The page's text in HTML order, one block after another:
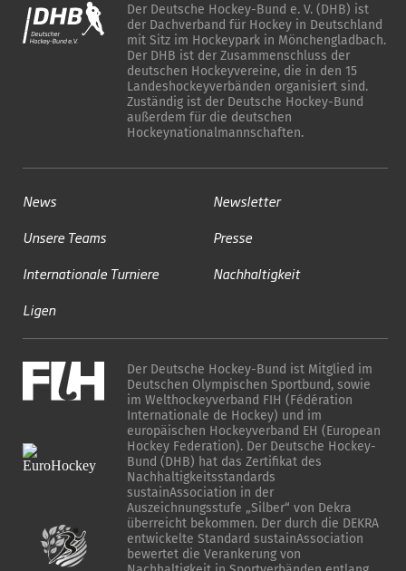
Der Deutsche Hockey-Bund e. V. (DHB) ist
der Dachverband für Hockey in Deutschland
mit Sitz im Hockeypark in Mönchengladbach.
Der DHB ist der Zusammenschluss der
deutschen Hockeyvereine, die in den 15
Landeshockeyverbänden organisiert sind.
Zuständig ist der Deutsche Hockey-Bund
außerdem für die deutschen
Hockeynationalmannschaften.
News
Unsere Teams
Internationale Turniere
Ligen
Newsletter
Presse
Nachhaltigkeit
Der Deutsche Hockey-Bund ist Mitglied im
Deutschen Olympischen Sportbund, sowie
im Welthockeyverband FIH (Fédération
Internationale de Hockey) und im
europäischen Hockeyverband EH (European
Hockey Federation). Der Deutsche Hockey-
Bund (DHB) hat das Zertifikat des
Nachhaltigkeitsstandards
sustainAssociation in der
Auszeichnungsstufe „Silber“ von Dekra
überreicht bekommen. Der durch die DEKRA
entwickelte Standard sustainAssociation
bewertet die Verankerung von